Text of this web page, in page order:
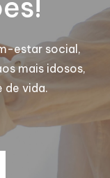
estar social,
mais idosos,
de vida.